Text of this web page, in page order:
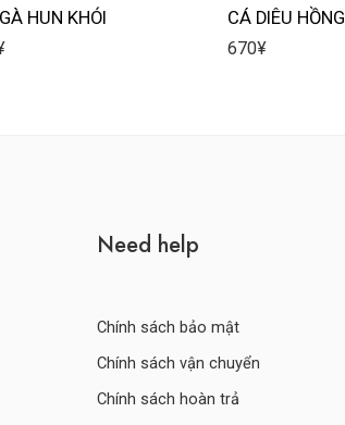
HUN KHÓI
CÁ DIÊU HỒNG
670¥
Need help
Chính sách bảo mật
Chính sách vận chuyển
Chính sách hoàn trả